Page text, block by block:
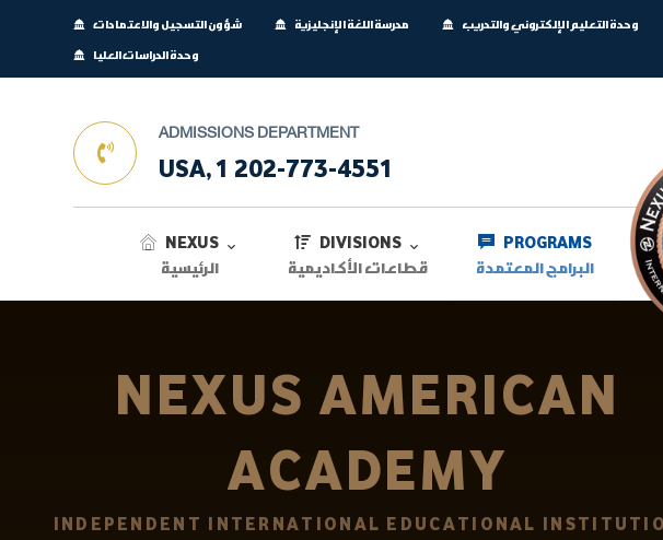
شؤون التسجيل والاعتمادات مدرسة اللغة الإنجليزية وحدة التعليم الإلكتروني والتدريب
وحدة الدراسات العليا
ADMISSIONS DEPARTMENT
USA, 1 202-773-4551
NEXUS
الرئيسية
DIVISIONS
قطاعات الأكاديمية
PROGRAMS
البرامج المعتمدة
NEXUS AMERICAN
ACADEMY
INDEPENDENT INTERNATIONAL EDUCATIONAL